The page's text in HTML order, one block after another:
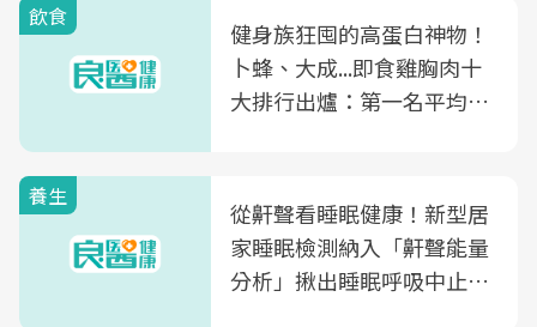
飲食
健身族狂囤的高蛋白神物！
卜蜂、大成...即食雞胸肉十
大排行出爐：第一名平均一
養生
從鼾聲看睡眠健康！新型居
家睡眠檢測納入「鼾聲能量
分析」揪出睡眠呼吸中止症